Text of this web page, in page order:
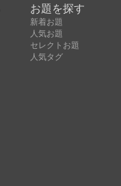
お題を探す
新着お題
人気お題
セレクトお題
人気タグ